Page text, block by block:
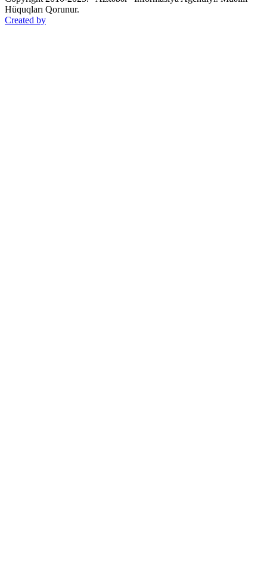
Hüquqları Qorunur.
Created by